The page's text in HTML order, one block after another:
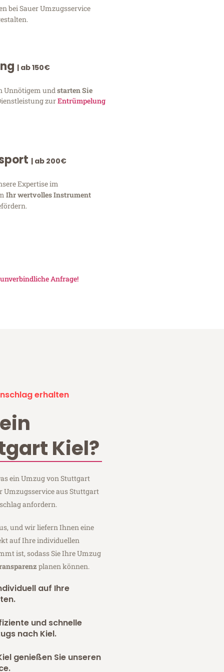
bei Sauer Umzugsservice
| ab 150€
Unnötigem und starten Sie
zurEntrümpelung
| ab 200€
Expertise im
Ihr wertvolles Instrument
unverbindliche Anfrage!
erhalten
Kiel?
ein Umzug von Stuttgart
Umzugsservice aus Stuttgart
anfordern.
und wir liefern Ihnen eine
auf Ihre individuellen
ist, sodass Sie Ihre Umzug
planen können.
auf Ihre
und schnelle
nach Kiel.
genießen Sie unseren